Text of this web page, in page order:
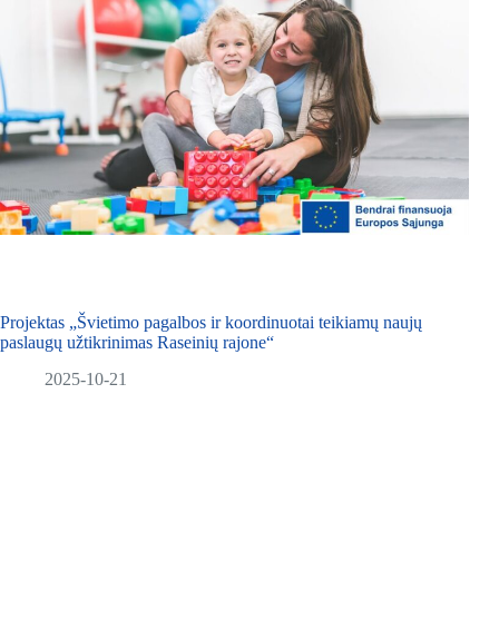
Projektas „Švietimo pagalbos ir koordinuotai teikiamų naujų
paslaugų užtikrinimas Raseinių rajone“
2025-10-21